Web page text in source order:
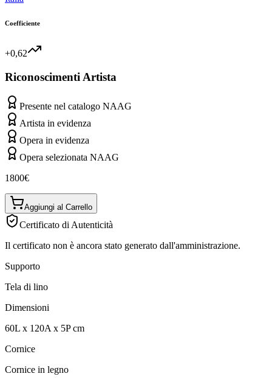
Coefficiente
+0,62
Riconoscimenti Artista
Presente nel catalogo NAAG
Artista in evidenza
Opera in evidenza
Opera selezionata NAAG
1800€
Aggiungi al Carrello
Certificato di Autenticità
Il certificato non è ancora stato generato dall'amministrazione.
Supporto
Tela di lino
Dimensioni
60L x 120A x 5Pcm
Cornice
Cornice in legno